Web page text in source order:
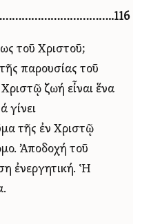
τοῦ Χριστοῦ;
παρουσίας τοῦ
ζωή εἶναι ἕνα
γίνει
τῆς ἐν Χριστῷ
Ἀποδοχή τοῦ
ἐνεργητική. Ἡ